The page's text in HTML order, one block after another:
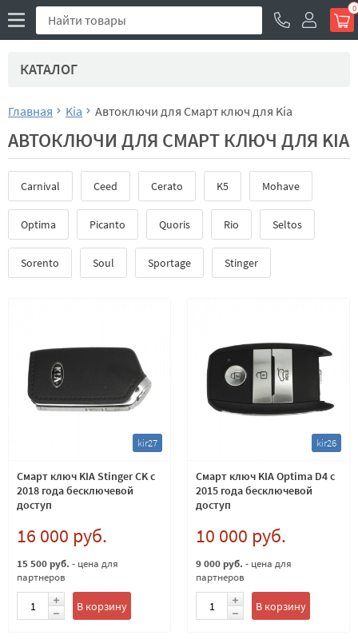
0
КАТАЛОГ
Главная Kia Автоключи для Смарт ключ для Kia
АВТОКЛЮЧИ ДЛЯ СМАРТ КЛЮЧ ДЛЯ KIA
Carnival Ceed Cerato K5 Mohave
Optima Picanto Quoris Rio Seltos
Sorento Soul Sportage Stinger
kir27
Смарт ключ KIA Stinger CK c
2018 года беcключевой
доступ
16 000 руб.
15 500 руб. - цена для
партнеров
В корзину
kir26
Смарт ключ KIA Optima D4 c
2015 года беcключевой
доступ
10 000 руб.
9 000 руб. - цена для
партнеров
В корзину